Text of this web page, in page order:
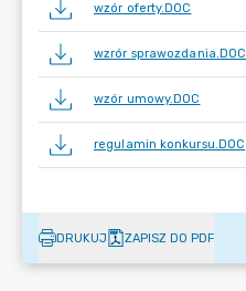
wzór oferty.DOC
wzrór sprawozdania.DOC
wzór umowy.DOC
regulamin konkursu.DOC
DRUKUJ ZAPISZ DO PDF